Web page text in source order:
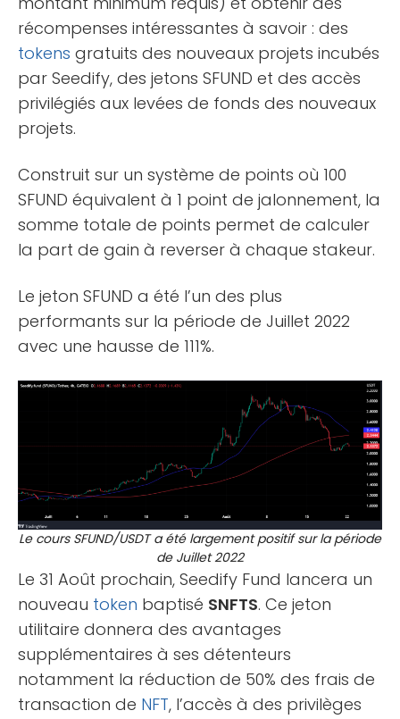
récompenses intéressantes à savoir : des
tokens gratuits des nouveaux projets incubés
par Seedify, des jetons SFUND et des accès
privilégiés aux levées de fonds des nouveaux
projets.
Construit sur un système de points où 100
SFUND équivalent à 1 point de jalonnement, la
somme totale de points permet de calculer
la part de gain à reverser à chaque stakeur.
Le jeton SFUND a été l’un des plus
performants sur la période de Juillet 2022
avec une hausse de 111%.
Le cours SFUND/USDT a été largement positif sur la période
de Juillet 2022
Le 31 Août prochain, Seedify Fund lancera un
nouveau token baptisé SNFTS. Ce jeton
utilitaire donnera des avantages
supplémentaires à ses détenteurs
notamment la réduction de 50% des frais de
transaction de NFT, l’accès à des privilèges